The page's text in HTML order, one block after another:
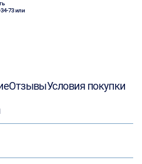
73или
ОтзывыУсловия покупки